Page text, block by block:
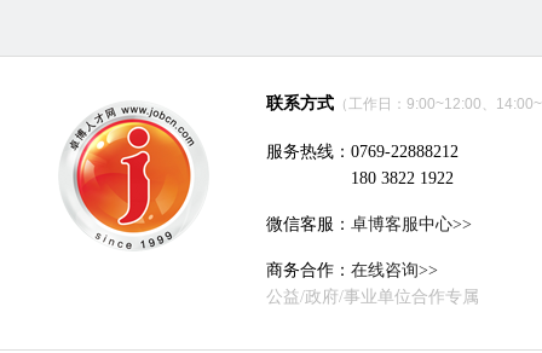
联系方式 （工作日：9:00~12:00、
服务热线：0769-22888212
180 3822 1922
微信客服： 卓博客服中心>>
商务合作： 在线咨询>>
公益/政府/事业单位合作专属